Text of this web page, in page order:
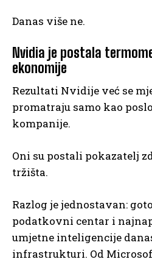
Danas više ne.
Nvidia je postala
ekonomije
Rezultati Nvidije već se
promatraju samo kao
kompanije.
Oni su postali pokazatelj
tržišta.
Razlog je jednostavan:
podatkovni centar i
umjetne inteligencije
infrastrukturi. Od